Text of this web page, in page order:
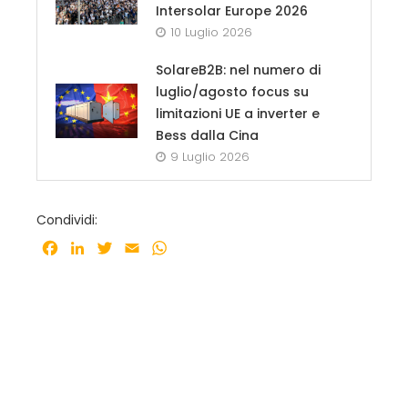
Intersolar Europe 2026
10 Luglio 2026
SolareB2B: nel numero di
luglio/agosto focus su
limitazioni UE a inverter e
Bess dalla Cina
9 Luglio 2026
Condividi:
Facebook
LinkedInTwitter
Email